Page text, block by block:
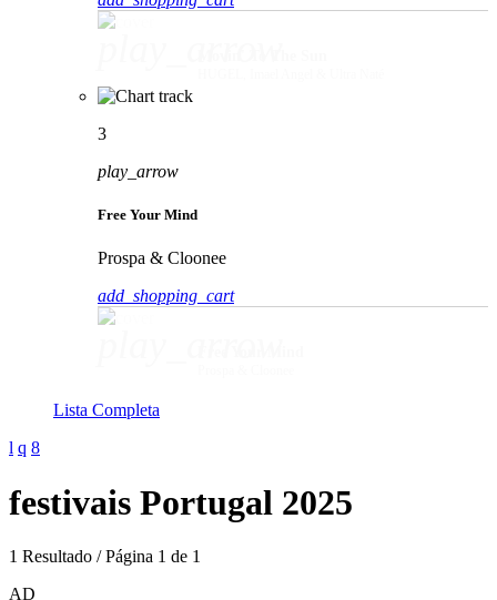
3
play_arrow
Free Your Mind
Prospa & Cloonee
add_shopping_cart
Lista Completa
festivais Portugal 2025
1 Resultado / Página 1 de 1
AD